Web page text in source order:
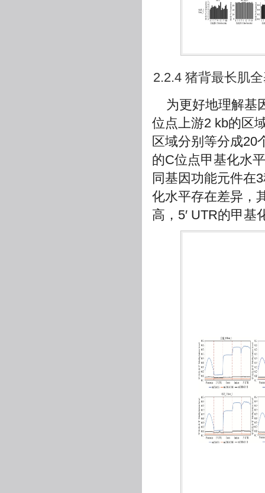
2.2.4 猪背最长肌
为更好地理解基
位点上游2 kb的区
区域分别等分成20
的C位点甲基化水
同基因功能元件在
化水平存在差异，
高，5′ UTR的甲基